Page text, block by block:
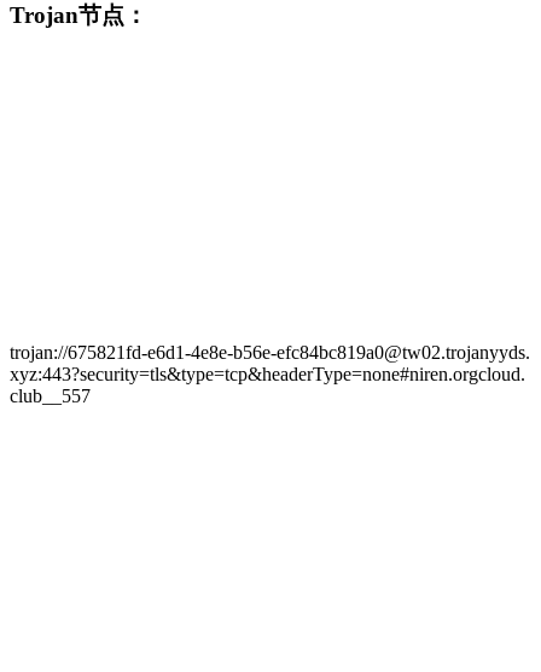
Trojan节点：
trojan://675821fd-e6d1-4e8e-b56e-efc84bc819a0@tw02.trojanyyds.
xyz:443?security=tls&type=tcp&headerType=none#niren.orgcloud.
club__557